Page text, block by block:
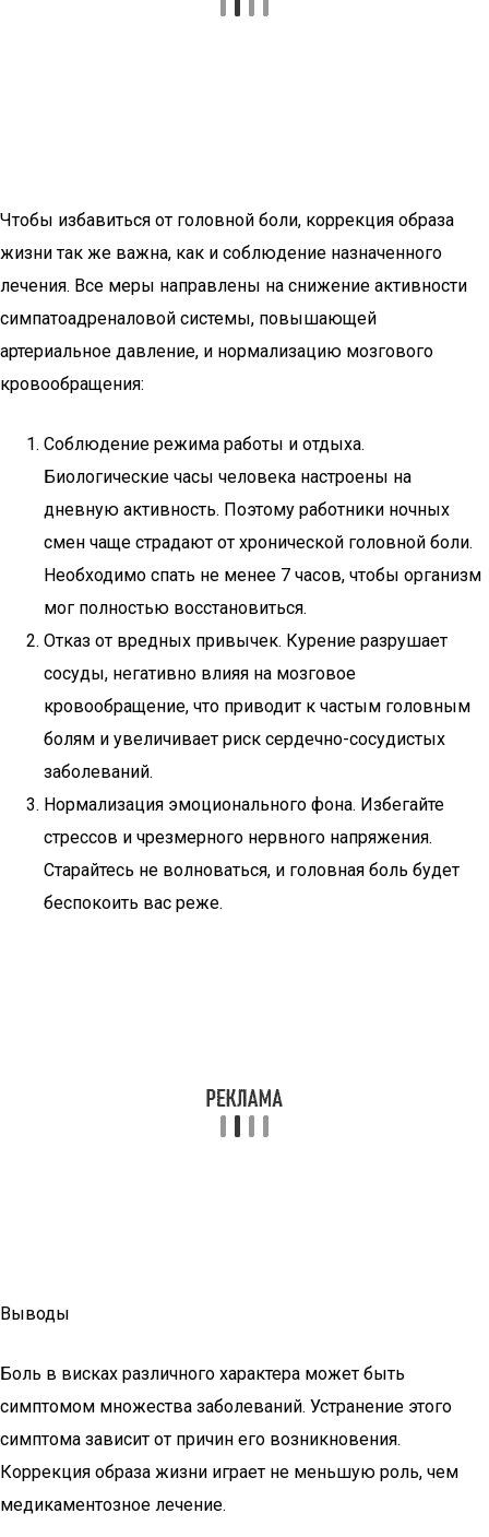
Чтобы избавиться от головной боли, коррекция образа
жизни так же важна, как и соблюдение назначенного
лечения. Все меры направлены на снижение активности
симпатоадреналовой системы, повышающей
артериальное давление, и нормализацию мозгового
кровообращения:
Соблюдение режима работы и отдыха.
Биологические часы человека настроены на
дневную активность. Поэтому работники ночных
смен чаще страдают от хронической головной боли.
Необходимо спать не менее 7 часов, чтобы организм
мог полностью восстановиться.
Отказ от вредных привычек. Курение разрушает
сосуды, негативно влияя на мозговое
кровообращение, что приводит к частым головным
болям и увеличивает риск сердечно-сосудистых
заболеваний.
Нормализация эмоционального фона. Избегайте
стрессов и чрезмерного нервного напряжения.
Старайтесь не волноваться, и головная боль будет
беспокоить вас реже.
Выводы
Боль в висках различного характера может быть
симптомом множества заболеваний. Устранение этого
симптома зависит от причин его возникновения.
Коррекция образа жизни играет не меньшую роль, чем
медикаментозное лечение.